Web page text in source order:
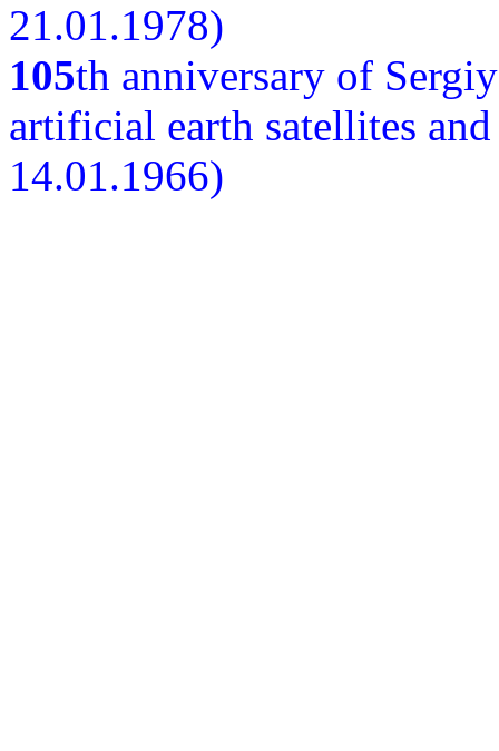
21.01.1978)
105th anniversary of
artificial earth satellites
14.01.1966)